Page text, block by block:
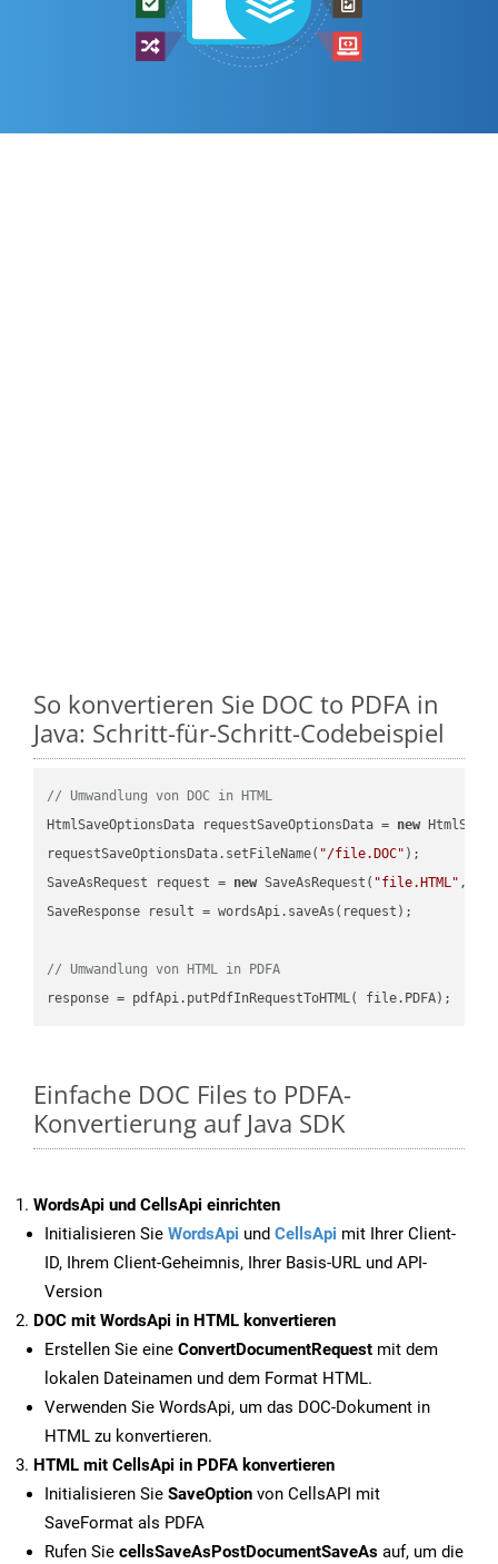
So konvertieren Sie DOC to PDFA in
Java: Schritt-für-Schritt-Codebeispiel
// Umwandlung von DOC in HTML
HtmlSaveOptionsData requestSaveOptionsData = new
requestSaveOptionsData.setFileName( "/file.DOC" );
SaveAsRequest request = new SaveAsRequest( "file.HTML"
SaveResponse result = wordsApi.saveAs(request);
// Umwandlung von HTML in PDFA
Einfache DOC Files to PDFA-
Konvertierung auf Java SDK
WordsApi und CellsApi einrichten
Initialisieren Sie WordsApi und CellsApi mit Ihrer Client-
ID, Ihrem Client-Geheimnis, Ihrer Basis-URL und API-
Version
DOC mit WordsApi in HTML konvertieren
Erstellen Sie eine ConvertDocumentRequest mit dem
lokalen Dateinamen und dem Format HTML.
Verwenden Sie WordsApi, um das DOC-Dokument in
HTML zu konvertieren.
HTML mit CellsApi in PDFA konvertieren
Initialisieren Sie SaveOption von CellsAPI mit
SaveFormat als PDFA
Rufen Sie cellsSaveAsPostDocumentSaveAs auf, um die